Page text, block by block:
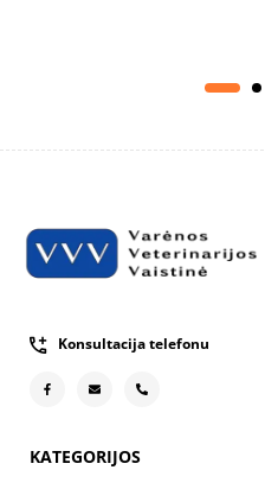
Konsultacija telefonu
KATEGORIJOS